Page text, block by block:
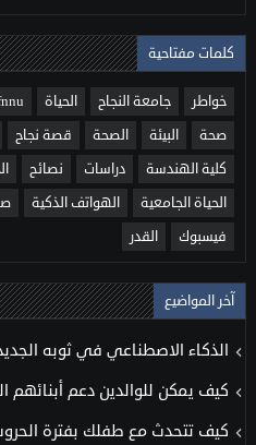
كلمات مفتاحية
خواطر جامعة النجاح الحياة
صحة
البيئة الصحة قصة نجاح
كلية الهندسة
دراسات نصائح
الحياة الجامعية
الهواتف الذكية
فيسبوك
القدر
آخر المواضيع
الذكاء الاصطناعي في ثوبه
كيف يمكن للوالدين دعم أبنائهم
كيف تتحدث مع طفلك بفترة